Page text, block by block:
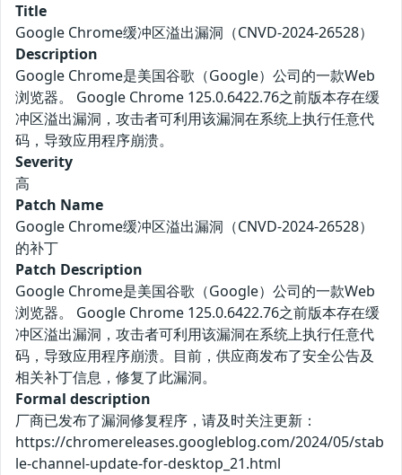
Title
Google Chrome缓冲区溢出漏洞（CNVD-2024-26528）
Description
Google Chrome是美国谷歌（Google）公司的一款Web
浏览器。 Google Chrome 125.0.6422.76之前版本存在缓
冲区溢出漏洞，攻击者可利用该漏洞在系统上执行任意代
码，导致应用程序崩溃。
Severity
高
Patch Name
Google Chrome缓冲区溢出漏洞（CNVD-2024-26528）
的补丁
Patch Description
Google Chrome是美国谷歌（Google）公司的一款Web
浏览器。 Google Chrome 125.0.6422.76之前版本存在缓
冲区溢出漏洞，攻击者可利用该漏洞在系统上执行任意代
码，导致应用程序崩溃。目前，供应商发布了安全公告及
相关补丁信息，修复了此漏洞。
Formal description
厂商已发布了漏洞修复程序，请及时关注更新：
https://chromereleases.googleblog.com/2024/05/stab
le-channel-update-for-desktop_21.html